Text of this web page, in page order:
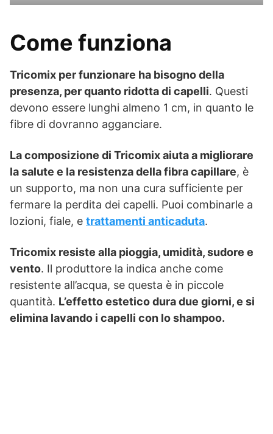
Come funziona
Tricomix per funzionare ha bisogno della
presenza, per quanto ridotta di capelli. Questi
devono essere lunghi almeno 1 cm, in quanto le
fibre di dovranno agganciare.
La composizione di Tricomix aiuta a migliorare
la salute e la resistenza della fibra capillare, è
un supporto, ma non una cura sufficiente per
fermare la perdita dei capelli. Puoi combinarle a
lozioni, fiale, e trattamenti anticaduta.
Tricomix resiste alla pioggia, umidità, sudore e
vento. Il produttore la indica anche come
resistente all’acqua, se questa è in piccole
quantità. L’effetto estetico dura due giorni, e si
elimina lavando i capelli con lo shampoo.